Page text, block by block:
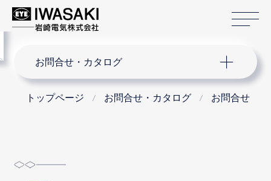
お問合せ・カタログ
トップページ お問合せ・カタログ お問合せ
menu